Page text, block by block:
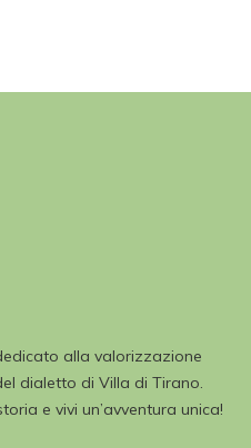
alla valorizzazione
dialetto di Villa di Tirano.
e vivi un’avventura unica!